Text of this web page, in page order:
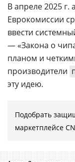
В апреле 2025 г.
Еврокомиссии
ввести
— «Закона о
планом и
производители
эту идею.
Подобрать
маркетплейсе